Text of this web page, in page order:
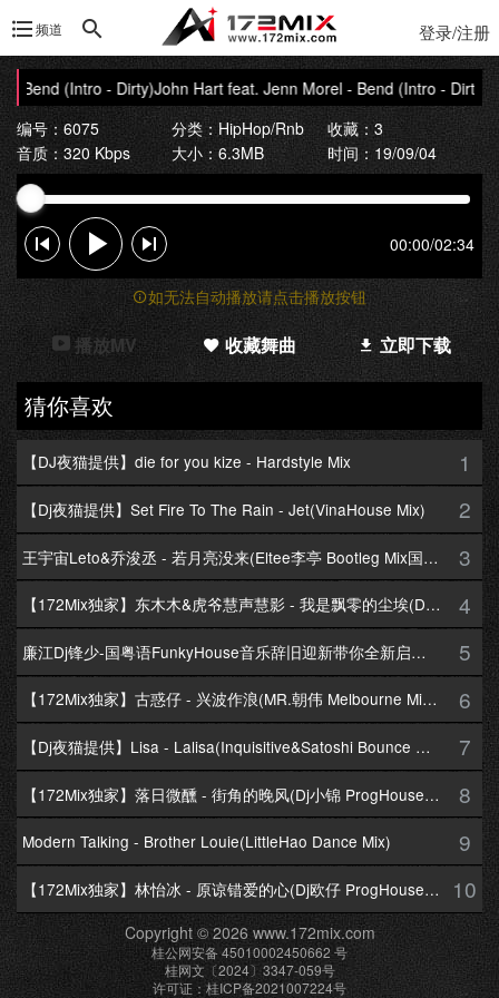
频道 登录/注册
- Bend (Intro - Dirty)John Hart feat. Jenn Morel - Bend (Intro - Dirty)
编号：6075
分类：HipHop/Rnb
收藏：3
音质：320 Kbps
大小：6.3MB 时间：19/09/04
00:00/02:34
如无法自动播放请点击播放按钮
播放MV 收藏舞曲 立即下载
猜你喜欢
【DJ夜猫提供】die for you kize - Hardstyle Mix 1
【Dj夜猫提供】Set Fire To The Rain - Jet(VinaHouse Mix) 2
王宇宙Leto&乔浚丞 - 若月亮没来(Eltee李亭 Bootleg Mix国语合唱) 3
【172Mix独家】东木木&虎爷慧声慧影 - 我是飘零的尘埃(Dj十三 Melbourne Mix国语男) 4
廉江Dj锋少-国粤语FunkyHouse音乐辞旧迎新带你全新启航跨年专辑172Mix串烧 5
【172Mix独家】古惑仔 - 兴波作浪(MR.朝伟 Melbourne Mix粤语男) 6
【Dj夜猫提供】Lisa - Lalisa(Inquisitive&Satoshi Bounce Mix) 7
【172Mix独家】落日微醺 - 街角的晚风(Dj小锦 ProgHouse Mix粤语女) 8
Modern Talking - Brother Louie(LittleHao Dance Mix) 9
【172Mix独家】林怡冰 - 原谅错爱的心(Dj欧仔 ProgHouse Mix粤语女) 10
Copyright © 2026 www.172mix.com
桂公网安备 45010002450662 号
桂网文〔2024〕3347-059号
许可证：桂ICP备2021007224号